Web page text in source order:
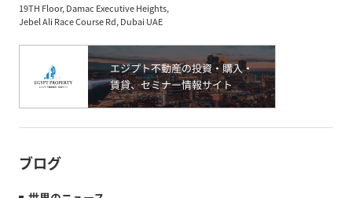
19TH Floor, Damac Executive Heights,
Jebel Ali Race Course Rd, Dubai UAE
ブログ